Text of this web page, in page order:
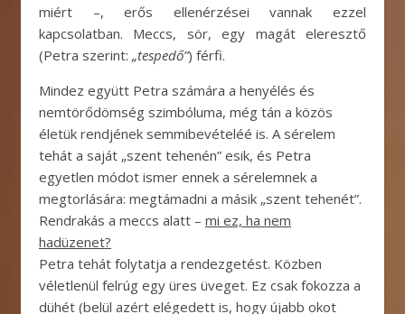
miért –, erős ellenérzései vannak ezzel
kapcsolatban. Meccs, sör, egy magát eleresztő
(Petra szerint: „tespedő”) férfi.
Mindez együtt Petra számára a henyélés és
nemtörődömség szimbóluma, még tán a közös
életük rendjének semmibevételéé is. A sérelem
tehát a saját „szent tehenén” esik, és Petra
egyetlen módot ismer ennek a sérelemnek a
megtorlására: megtámadni a másik „szent tehenét”.
Rendrakás a meccs alatt – mi ez, ha nem
hadüzenet?
Petra tehát folytatja a rendezgetést. Közben
véletlenül felrúg egy üres üveget. Ez csak fokozza a
dühét (belül azért elégedett is, hogy újabb okot